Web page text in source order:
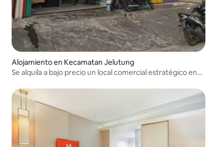
Alojamiento en Kecamatan Jelutung
Se alquila a bajo precio un local comercial estratégico en